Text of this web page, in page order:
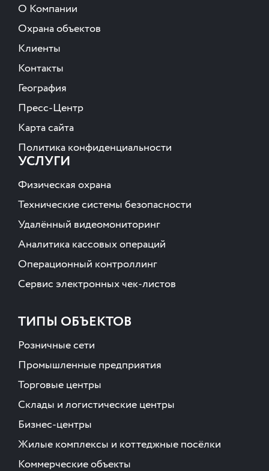
О Компании
Охрана объектов
Клиенты
Контакты
География
Пресс-Центр
Карта сайта
Политика конфиденциальности
УСЛУГИ
Физическая охрана
Технические системы безопасности
Удалённый видеомониторинг
Аналитика кассовых операций
Операционный контроллинг
Сервис электронных чек-листов
ТИПЫ ОБЪЕКТОВ
Розничные сети
Промышленные предприятия
Торговые центры
Склады и логистические центры
Бизнес-центры
Жилые комплексы и коттеджные посёлки
Коммерческие объекты